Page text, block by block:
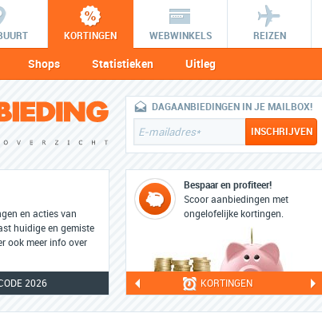
KORTINGEN WEBWINKELS REIZEN
Shops Statistieken Uitleg
en acties van
huidige en gemiste
ook meer info over
2026
DAGAANBIEDINGEN IN JE MAILBOX!
Bespaar en profiteer!
Scoor aanbiedingen met
ongelofelijke kortingen.
KORTINGEN